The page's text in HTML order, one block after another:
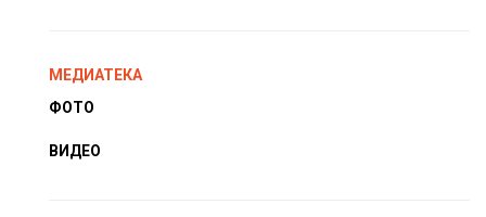
МЕДИАТЕКА
ФОТО
ВИДЕО